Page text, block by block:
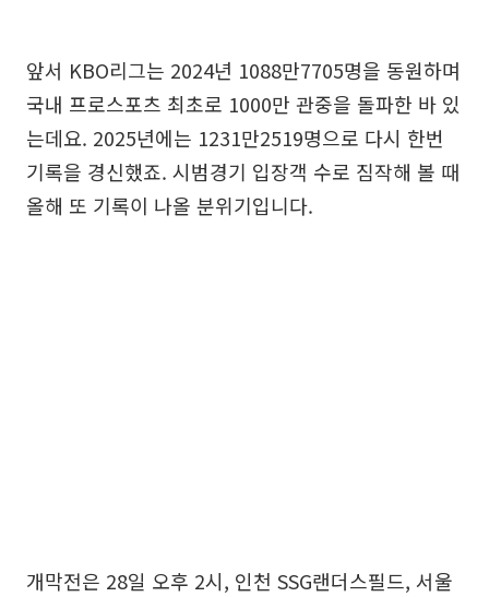
앞서 KBO리그는 2024년 1088만7705명을 동원하며
국내 프로스포츠 최초로 1000만 관중을 돌파한 바 있
는데요. 2025년에는 1231만2519명으로 다시 한번
기록을 경신했죠. 시범경기 입장객 수로 짐작해 볼 때
올해 또 기록이 나올 분위기입니다.
개막전은 28일 오후 2시, 인천 SSG랜더스필드, 서울